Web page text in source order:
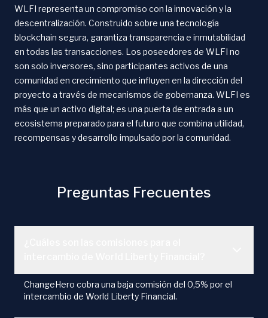
WLFI representa un compromiso con la innovación y la
descentralización. Construido sobre una tecnología
blockchain segura, garantiza transparencia e inmutabilidad
en todas las transacciones. Los poseedores de WLFI no
son solo inversores, sino participantes activos de una
comunidad en crecimiento que influyen en la dirección del
proyecto a través de mecanismos de gobernanza. WLFI es
más que un activo digital; es una puerta de entrada a un
ecosistema preparado para el futuro que combina utilidad,
recompensas y desarrollo impulsado por la comunidad.
Preguntas Frecuentes
ChangeHero cobra una baja comisión del 0,5% por el
intercambio de World Liberty Financial.